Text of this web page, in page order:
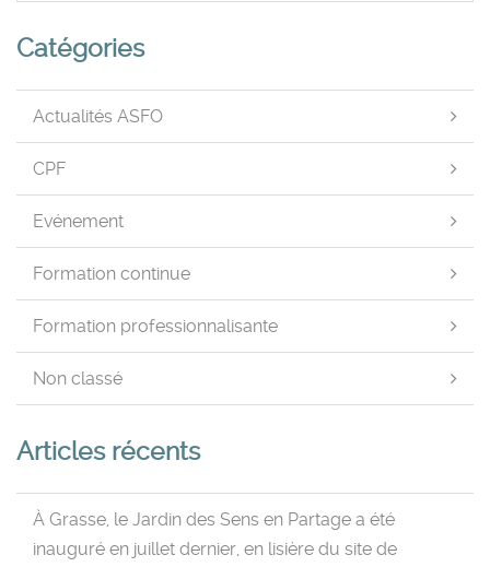
Catégories
Actualités ASFO
CPF
Evénement
Formation continue
Formation professionnalisante
Non classé
Articles récents
À Grasse, le Jardin des Sens en Partage a été
inauguré en juillet dernier, en lisière du site de